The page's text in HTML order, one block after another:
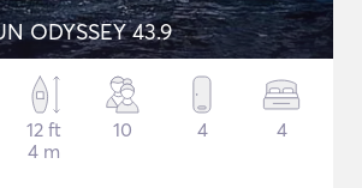
ODYSSEY 43.9
12 ft
4 m
10 4 4